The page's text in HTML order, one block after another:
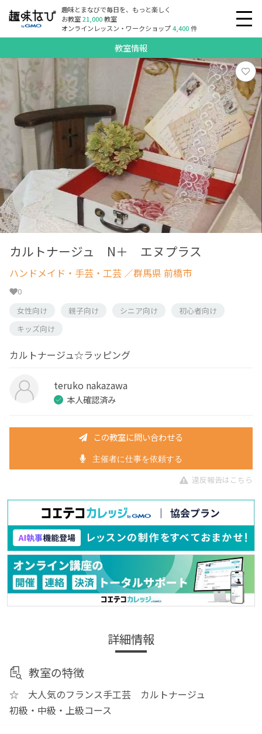
趣味とまなびで毎日を、もっと楽しく
お教室21,000教室
オンラインレッスン・ワークショップ4,400件
教室情報
カルトナージュ N＋ エヌプラス
ハンドメイド・手芸・工芸 ／群馬県 前橋市
0
女性向け
親子向け シニア向け
初心者向け
キッズ向け
カルトナージュ☆ラッピング
teruko nakazawa
本人確認済み
この教室に問い合わせる
主催者に仕事を依頼する
違反報告はこちら
詳細情報
教室の特徴
☆ 大人気のフランス手工芸 カルトナージュ
初級・中級・上級コース